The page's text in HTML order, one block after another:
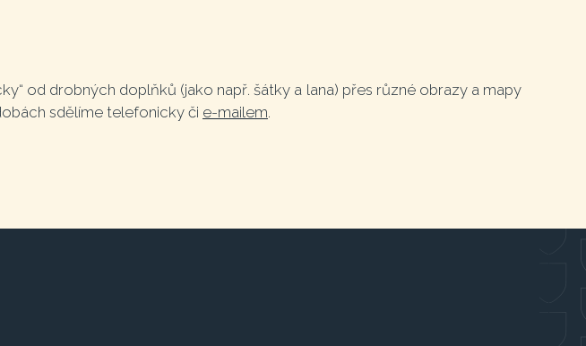
od drobných doplňků (jako např. šátky a lana) přes různé obrazy a mapy
sdělíme telefonicky či e-mailem.